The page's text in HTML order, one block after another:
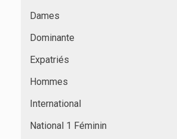
Dames
Dominante
Expatriés
Hommes
International
National 1 Féminin